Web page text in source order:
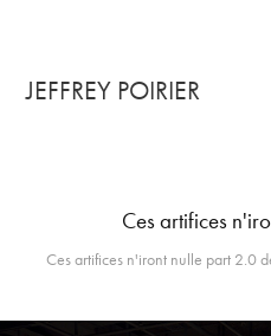
JEFFREY POIRIER
Ces artifices
Ces artifices n'iront nulle part 2.0